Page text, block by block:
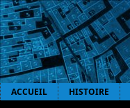
ACCUEIL HISTOIRE